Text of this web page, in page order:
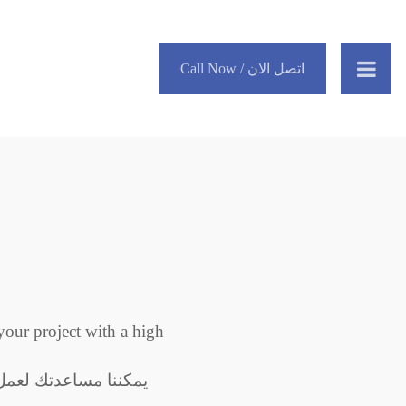
Call Now / اتصل الان
project with a high
يمكننا مساعدتك